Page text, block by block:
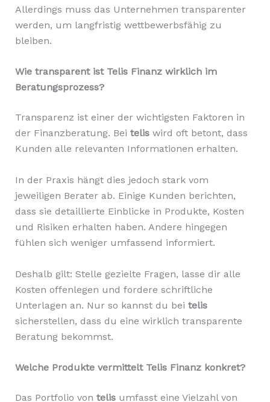
Allerdings muss das Unternehmen transparenter
werden, um langfristig wettbewerbsfähig zu
bleiben.
Wie transparent ist Telis Finanz wirklich im
Beratungsprozess?
Transparenz ist einer der wichtigsten Faktoren in
der Finanzberatung. Bei teliswird oft betont, dass
Kunden alle relevanten Informationen erhalten.
In der Praxis hängt dies jedoch stark vom
jeweiligen Berater ab. Einige Kunden berichten,
dass sie detaillierte Einblicke in Produkte, Kosten
und Risiken erhalten haben. Andere hingegen
fühlen sich weniger umfassend informiert.
Deshalb gilt: Stelle gezielte Fragen, lasse dir alle
Kosten offenlegen und fordere schriftliche
Unterlagen an. Nur so kannst du bei telis
sicherstellen, dass du eine wirklich transparente
Beratung bekommst.
Welche Produkte vermittelt Telis Finanz konkret?
Das Portfolio von telisumfasst eine Vielzahl von